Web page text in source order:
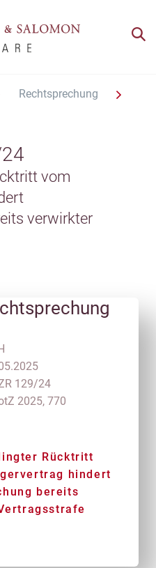
Rechtsprechung
vom
verwirkter
129/24
2025, 770
Rücktritt
hindert
bereits